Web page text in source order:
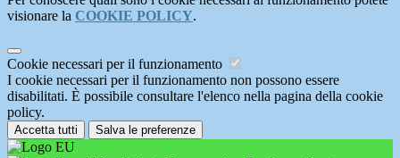
visionare la COOKIE POLICY.
Cookie necessari per il funzionamento
I cookie necessari per il funzionamento non possono essere
disabilitati. È possibile consultare l'elenco nella pagina della cookie
policy.
Accetta tutti Salva le preferenze